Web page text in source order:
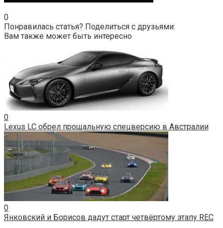
0
Понравилась статья? Поделиться с друзьями:
Вам также может быть интересно
0
Lexus LC обрел прощальную спецверсию в Австралии
0
Янковский и Борисов дадут старт четвёртому этапу REC